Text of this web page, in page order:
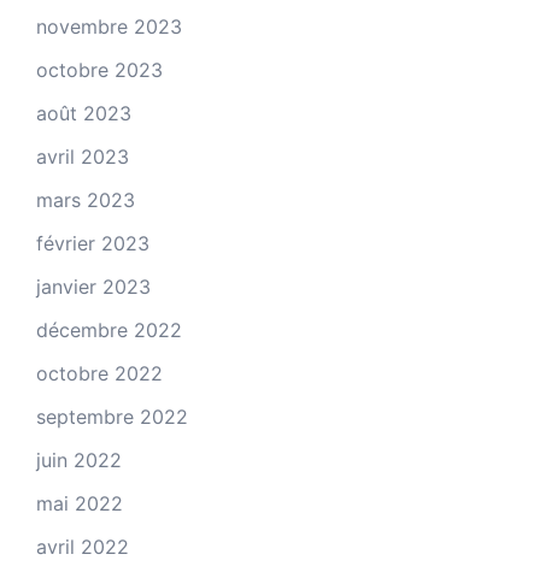
novembre 2023
octobre 2023
août 2023
avril 2023
mars 2023
février 2023
janvier 2023
décembre 2022
octobre 2022
septembre 2022
juin 2022
mai 2022
avril 2022